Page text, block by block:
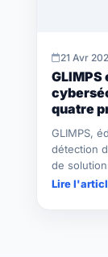
21 Avr
quatre
GLIMPS,
détection
de
Lire